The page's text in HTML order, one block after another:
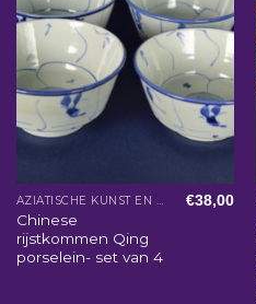
AZIATISCHE KUNST EN WOONACCESSOIRES
Chinese
rijstkommen Qing
porselein- set van 4
€38,00